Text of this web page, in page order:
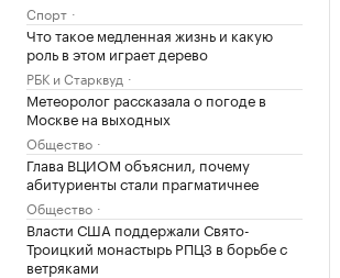
Спорт
Что такое медленная жизнь и какую
роль в этом играет дерево
РБК и Старквуд
Метеоролог рассказала о погоде в
Москве на выходных
Общество
Глава ВЦИОМ объяснил, почему
абитуриенты стали прагматичнее
Общество
Власти США поддержали Свято-
Троицкий монастырь РПЦЗ в борьбе с
ветряками